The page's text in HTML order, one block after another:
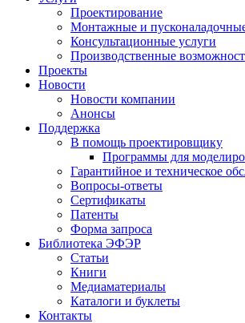
Проектирование
Монтажные и
Консультационные услуги
Производственные
Проекты
Новости
Новости компании
Анонсы
Поддержка
В помощь проектировщику
Программы для
Гарантийное и техническое
Вопросы-ответы
Сертификаты
Патенты
Форма запроса
Библиотека ЭФЭР
Статьи
Книги
Медиаматериалы
Каталоги и буклеты
Контакты